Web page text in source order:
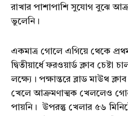
রাখার পাশাপাশি সুযোগ বুঝে
ভুলেনি।
একমাত্র গোলে এগিয়ে থেকে
দ্বিতীয়ার্ধে ফরওয়ার্ড ক্লাব চেষ্টা
লক্ষ্যে। পক্ষান্তরে ব্লাড মাউথ
খেলে আক্রমণাত্মক খেললেও
পায়নি। ‌ উপরন্তু খেলার ৫৬